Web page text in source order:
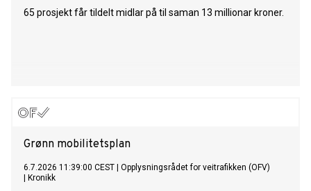
65 prosjekt får tildelt midlar på til saman 13 millionar kroner.
Grønn mobilitetsplan
6.7.2026 11:39:00 CEST
Opplysningsrådet for veitrafikken (OFV)
Kronikk